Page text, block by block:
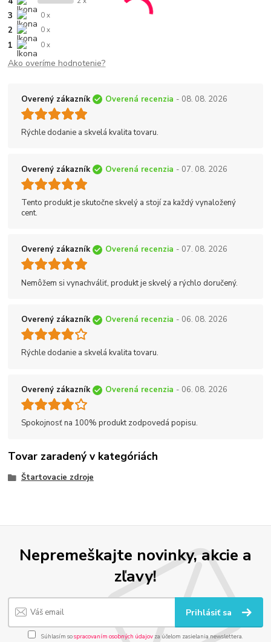
3 0 x
2 0 x
1 0 x
Ako overíme hodnotenie?
Overený zákazník Overená recenzia - 08. 08. 2026
Rýchle dodanie a skvelá kvalita tovaru.
Overený zákazník Overená recenzia - 07. 08. 2026
Tento produkt je skutočne skvelý a stojí za každý vynaložený
cent.
Overený zákazník Overená recenzia - 07. 08. 2026
Nemôžem si vynachváliť, produkt je skvelý a rýchlo doručený.
Overený zákazník Overená recenzia - 06. 08. 2026
Rýchle dodanie a skvelá kvalita tovaru.
Overený zákazník Overená recenzia - 06. 08. 2026
Spokojnosť na 100% produkt zodpovedá popisu.
Tovar zaradený v kategóriách
Štartovacie zdroje
Nepremeškajte novinky, akcie a
zľavy!
Prihlásiť sa
Súhlasím sospracovaním osobných údajov za účelom zasielania newslettera.